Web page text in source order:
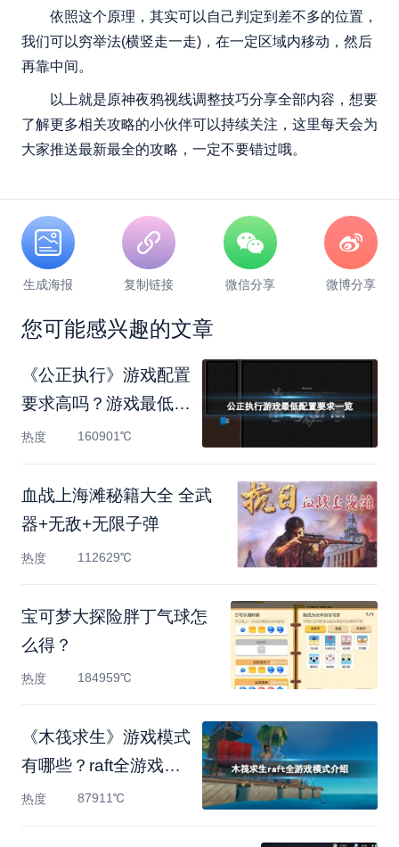
依照这个原理，其实可以自己判定到差不多的位置，
我们可以穷举法(横竖走一走)，在一定区域内移动，然后
再靠中间。
以上就是原神夜鸦视线调整技巧分享全部内容，想要
了解更多相关攻略的小伙伴可以持续关注，这里每天会为
大家推送最新最全的攻略，一定不要错过哦。
生成海报 复制链接 微信分享 微博分享
您可能感兴趣的文章
《公正执行》游戏配置
要求高吗？游戏最低配
置
热度 160901℃
血战上海滩秘籍大全 全武
器+无敌+无限子弹
热度 112629℃
宝可梦大探险胖丁气球怎
么得？
热度 184959℃
《木筏求生》游戏模式
有哪些？raft全游戏模
式介
热度 87911℃